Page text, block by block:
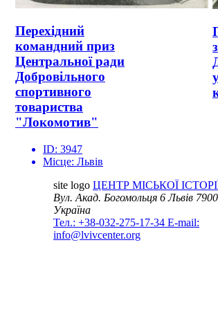
Перехідний
командний приз
Центральної ради
Добровільного
спортивного
товариства
"Локомотив"
ID: 3947
Місце: Львів
site logo ЦЕНТР МІСЬКОЇ
Вул. Акад. Богомольця 6Львів
Україна
Тел.: +38-032-275-17-34 E-mail:
info@lvivcenter.org